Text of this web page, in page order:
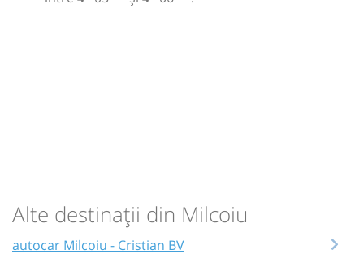
Alte destinații din Milcoiu
autocar Milcoiu - Cristian BV